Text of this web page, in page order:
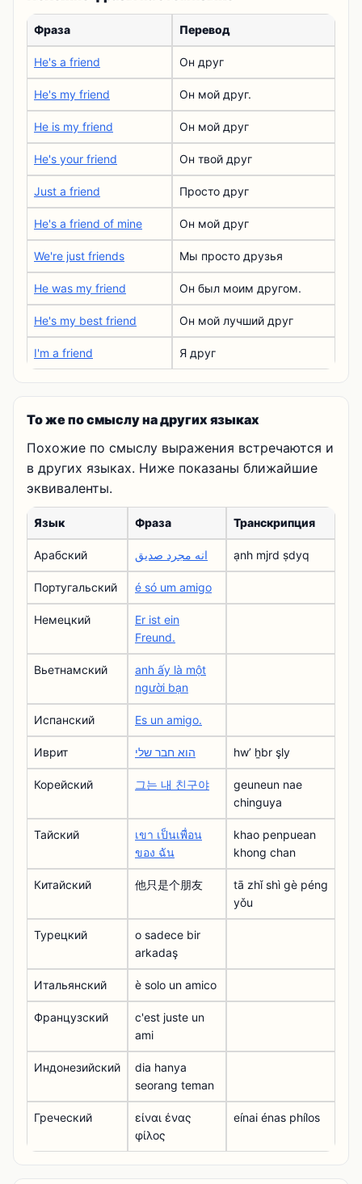
Фраза Перевод
He's a friend Он друг
He's my friend Он мой друг.
He is my friend Он мой друг
He's your friend Он твой друг
Just a friend Просто друг
He's a friend of mine Он мой друг
We're just friends Мы просто друзья
He was my friend Он был моим другом.
He's my best friend Он мой лучший друг
I'm a friend Я друг
То же по смыслу на других языках
Похожие по смыслу выражения встречаются и
в других языках. Ниже показаны ближайшие
эквиваленты.
Язык Фраза Транскрипция
Арабский انه مجرد صديق ạnh mjrd ṣdyq
Португальский é só um amigo
Немецкий
Er ist ein
Freund.
Вьетнамский
anh ấy là một
người bạn
Испанский Es un amigo.
Иврит הוא חבר שלי hwʼ ẖbr şly
Корейский 그는 내 친구야
geuneun nae
chinguya
Тайский
เขา เป็นเพื่อน
ของ ฉัน
khao penpuean
khong chan
Китайский 他只是个朋友
tā zhǐ shì gè péng
yǒu
Турецкий
o sadece bir
arkadaş
Итальянский è solo un amico
Французский
c'est juste un
ami
Индонезийский
dia hanya
seorang teman
Греческий
είναι ένας
φίλος
eínai énas phílos